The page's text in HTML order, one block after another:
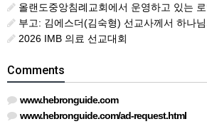
올랜도중앙침례교회에서 운영하고 있는 로뎀선교관
부고: 김에스더(김숙형) 선교사께서 하나님의 부
2026 IMB 의료 선교대회
Comments
www.hebronguide.com
www.hebronguide.com/ad-request.html